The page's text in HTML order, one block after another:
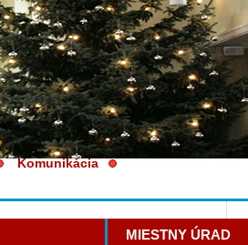
MIESTNY ÚRAD
Komunikácia